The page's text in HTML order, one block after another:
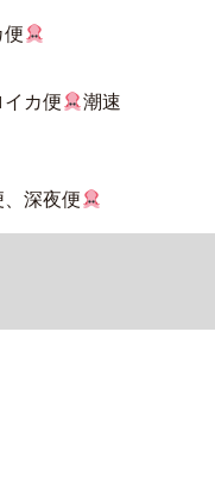
便
イカ便
潮速
、深夜便